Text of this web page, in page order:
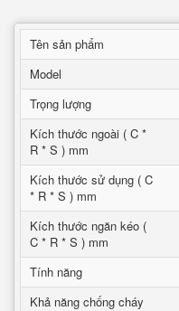
Tên sản phẩm
Model
Trọng lượng
Kích thước ngoài ( C *
R * S ) mm
Kích thước sử dụng ( C
* R * S ) mm
Kích thước ngăn kéo (
C * R * S ) mm
Tính năng
Khả năng chống cháy